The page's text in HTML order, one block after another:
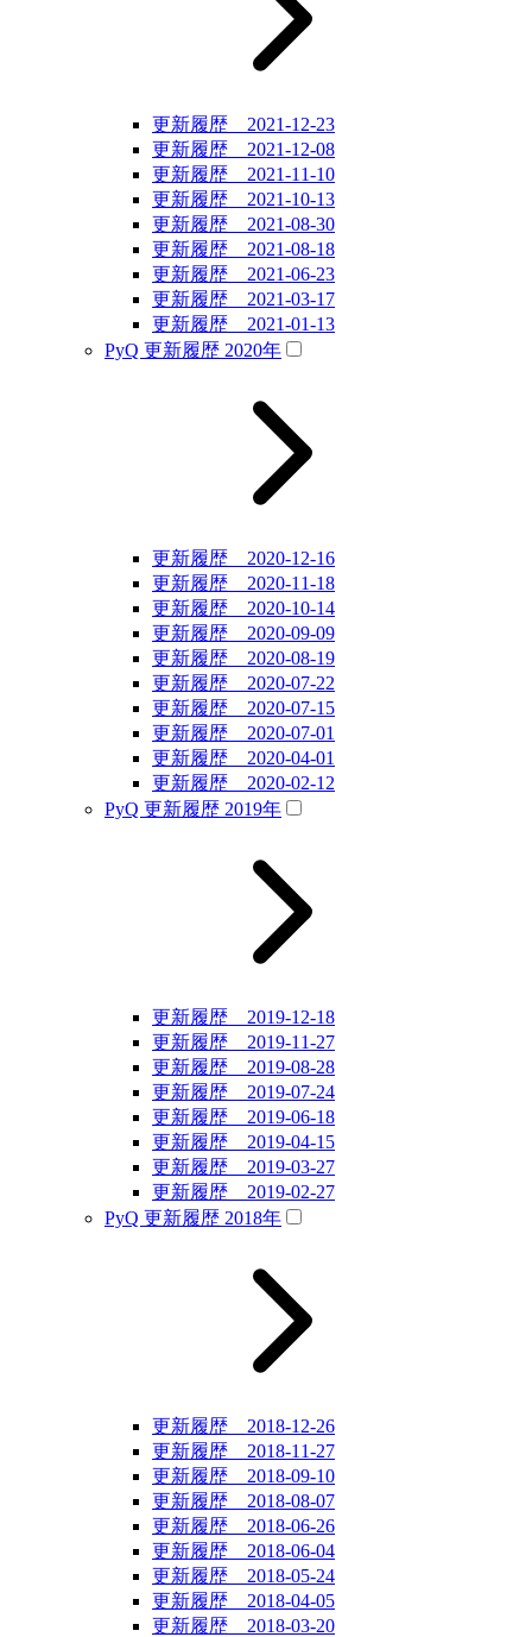
更新履歴 2021-12-23
更新履歴 2021-12-08
更新履歴 2021-11-10
更新履歴 2021-10-13
更新履歴 2021-08-30
更新履歴 2021-08-18
更新履歴 2021-06-23
更新履歴 2021-03-17
更新履歴 2021-01-13
PyQ 更新履歴 2020年
更新履歴 2020-12-16
更新履歴 2020-11-18
更新履歴 2020-10-14
更新履歴 2020-09-09
更新履歴 2020-08-19
更新履歴 2020-07-22
更新履歴 2020-07-15
更新履歴 2020-07-01
更新履歴 2020-04-01
更新履歴 2020-02-12
PyQ 更新履歴 2019年
更新履歴 2019-12-18
更新履歴 2019-11-27
更新履歴 2019-08-28
更新履歴 2019-07-24
更新履歴 2019-06-18
更新履歴 2019-04-15
更新履歴 2019-03-27
更新履歴 2019-02-27
PyQ 更新履歴 2018年
更新履歴 2018-12-26
更新履歴 2018-11-27
更新履歴 2018-09-10
更新履歴 2018-08-07
更新履歴 2018-06-26
更新履歴 2018-06-04
更新履歴 2018-05-24
更新履歴 2018-04-05
更新履歴 2018-03-20